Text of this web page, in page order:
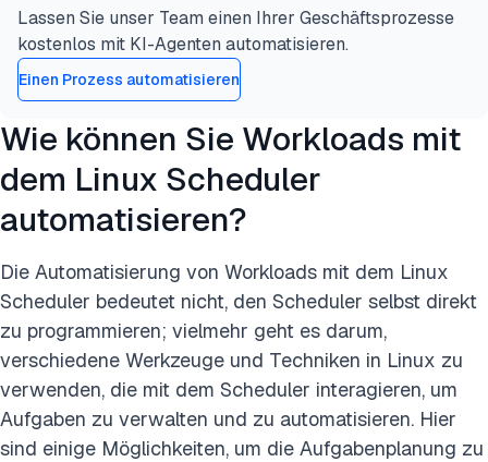
Lassen Sie unser Team einen Ihrer Geschäftsprozesse
kostenlos mit KI-Agenten automatisieren.
Einen Prozess automatisieren
Wie können Sie Workloads mit
dem Linux Scheduler
automatisieren?
Die Automatisierung von Workloads mit dem Linux
Scheduler bedeutet nicht, den Scheduler selbst direkt
zu programmieren; vielmehr geht es darum,
verschiedene Werkzeuge und Techniken in Linux zu
verwenden, die mit dem Scheduler interagieren, um
Aufgaben zu verwalten und zu automatisieren. Hier
sind einige Möglichkeiten, um die Aufgabenplanung zu